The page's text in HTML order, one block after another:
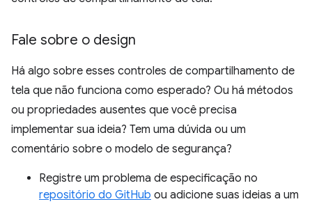
Fale sobre o design
Há algo sobre esses controles de compartilhamento de
tela que não funciona como esperado? Ou há métodos
ou propriedades ausentes que você precisa
implementar sua ideia? Tem uma dúvida ou um
comentário sobre o modelo de segurança?
Registre um problema de especificação no
repositório do GitHub ou adicione suas ideias a um